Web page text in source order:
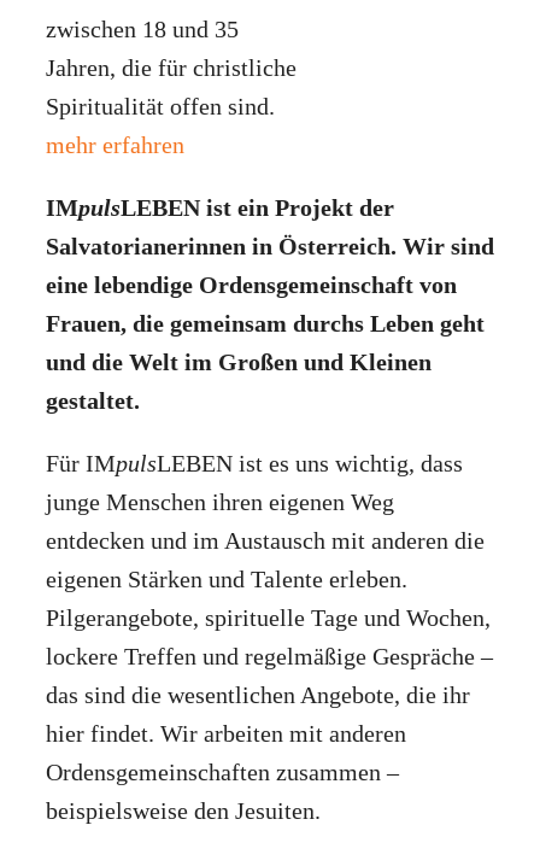
zwischen 18 und 35
Jahren, die für christliche
Spiritualität offen sind.
mehr erfahren
IMpulsLEBEN ist ein Projekt der
Salvatorianerinnen in Österreich. Wir sind
eine lebendige Ordensgemeinschaft von
Frauen, die gemeinsam durchs Leben geht
und die Welt im Großen und Kleinen
gestaltet.
Für IMpulsLEBEN ist es uns wichtig, dass
junge Menschen ihren eigenen Weg
entdecken und im Austausch mit anderen die
eigenen Stärken und Talente erleben.
Pilgerangebote, spirituelle Tage und Wochen,
lockere Treffen und regelmäßige Gespräche –
das sind die wesentlichen Angebote, die ihr
hier findet. Wir arbeiten mit anderen
Ordensgemeinschaften zusammen –
beispielsweise den Jesuiten.